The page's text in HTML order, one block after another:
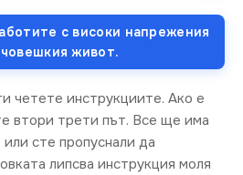
с високи напрежения
живот.
четете инструкциите. Ако е
втори трети път. Все ще има
сте пропуснали да
липсва инструкция моля